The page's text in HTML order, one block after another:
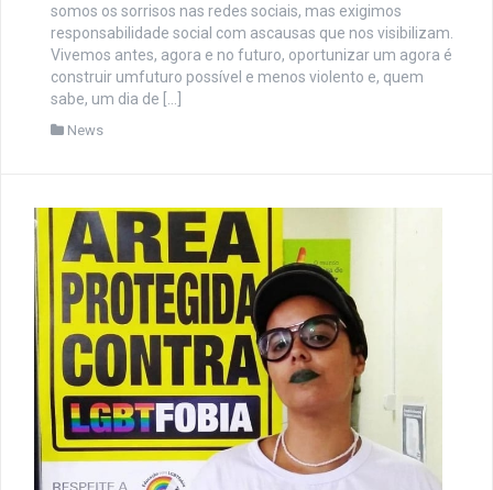
somos os sorrisos nas redes sociais, mas exigimos
responsabilidade social com ascausas que nos visibilizam.
Vivemos antes, agora e no futuro, oportunizar um agora é
construir umfuturo possível e menos violento e, quem
sabe, um dia de […]
News